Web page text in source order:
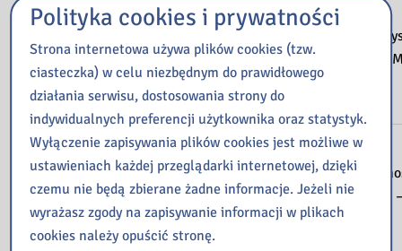
Rysuj! : szybki, prosty i skuteczny kurs
[przekład Danuta Fryzowska]. – Ożarów
Olesiejuk, copyright 2016
Techniki malowania ikon / Guillem
Małgorzata Malczyk]. – Wydanie drugie.
Wydawnictwo RM, copyright 2018
Polityka cookies i prywatności
Strona internetowa używa plików cookies (tzw.
ciasteczka) w celu niezbędnym do prawidłowego
działania serwisu, dostosowania strony do
indywidualnych preferencji użytkownika oraz statystyk.
Wyłączenie zapisywania plików cookies jest możliwe w
ustawieniach każdej przeglądarki internetowej, dzięki
czemu nie będą zbierane żadne informacje. Jeżeli nie
wyrażasz zgody na zapisywanie informacji w plikach
cookies należy opuścić stronę.